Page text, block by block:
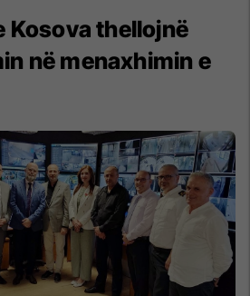
Kosova thellojnë
në menaxhimin e